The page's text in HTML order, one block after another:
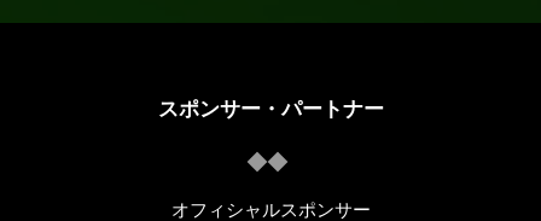
スポンサー・パートナー
オフィシャルスポンサー